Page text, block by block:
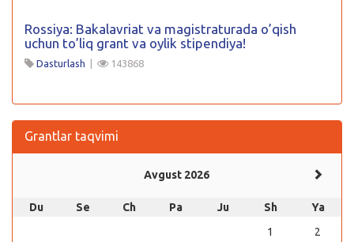
Rossiya: Bakalavriat va magistraturada o’qish
uchun to’liq grant va oylik stipendiya!
Dasturlash | 143868
Grantlar taqvimi
Avgust 2026
Du Se Ch Pa Ju Sh
Ya
1
2